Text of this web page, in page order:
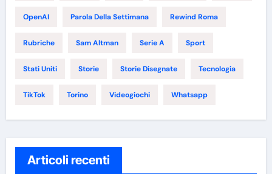
OpenAI Parola Della Settimana Rewind Roma
Rubriche Sam Altman Serie A Sport
Stati Uniti Storie Storie Disegnate Tecnologia
TikTok Torino Videogiochi Whatsapp
Articoli recenti